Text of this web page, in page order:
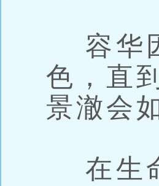
容华
色，直
景澈会
在生